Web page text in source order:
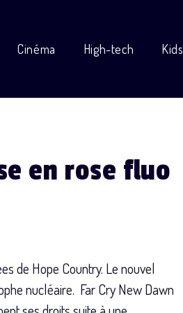
Cinéma High-tech Kids
en rose fluo
de Hope Country. Le nouvel
nucléaire. Far Cry New Dawn